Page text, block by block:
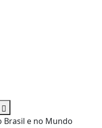
Brasil e no Mundo